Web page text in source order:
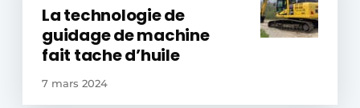
La technologie de
guidage de machine
fait tache d’huile
7 mars 2024